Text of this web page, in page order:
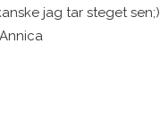
jag tar steget sen;)